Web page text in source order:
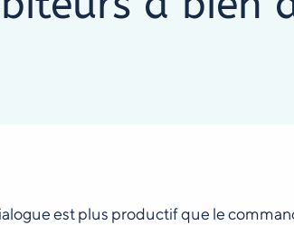
est plus productif que le